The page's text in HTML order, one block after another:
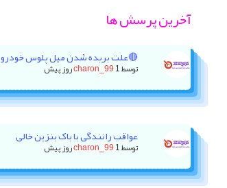
آخرین پرسش ها
🔴علت بریده شدن میل پلوس خودرو
توسط charon_991 روز پیش
عواقب رانندگی با باک بنزین خالی
توسط charon_991 روز پیش